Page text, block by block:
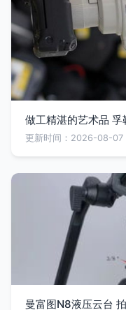
做工精湛的艺术品
更新时间：2026-08-07
曼富图N8液压云台